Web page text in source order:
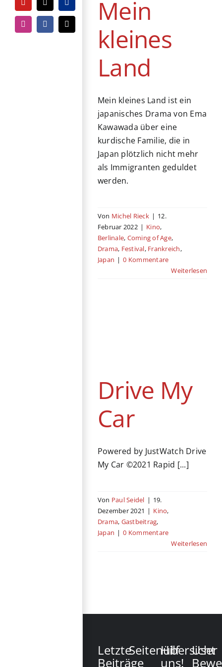
YouTubeTiktokPayPal
InstagramFacebook
E-
Mail
Mein
kleines
Land
Mein kleines Land ist ein
japanisches Drama von Ema
Kawawada über eine
kurdische Familie, die in
Japan plötzlich nicht mehr
als Immigranten geduldet
werden.
Von Michel Rieck | 12.
Februar 2022 | Kino,
Berlinale, Coming of Age,
Drama, Festival, Frankreich,
Japan | 0 Kommentare
Weiterlesen
Drive My
Car
Powered by JustWatch Drive
My Car ©2021 Rapid [...]
Von Paul Seidel | 19.
Dezember 2021 | Kino,
Drama, Gastbeitrag,
Japan | 0 Kommentare
Weiterlesen
Letzte
Beiträge
Seitenübersicht
Hilf
uns!
User